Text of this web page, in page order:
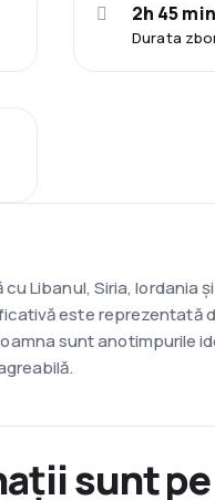
Durata
2h 45 min
Libanul, Siria, Iordania
este reprezentată
sunt anotimpurile
sunt